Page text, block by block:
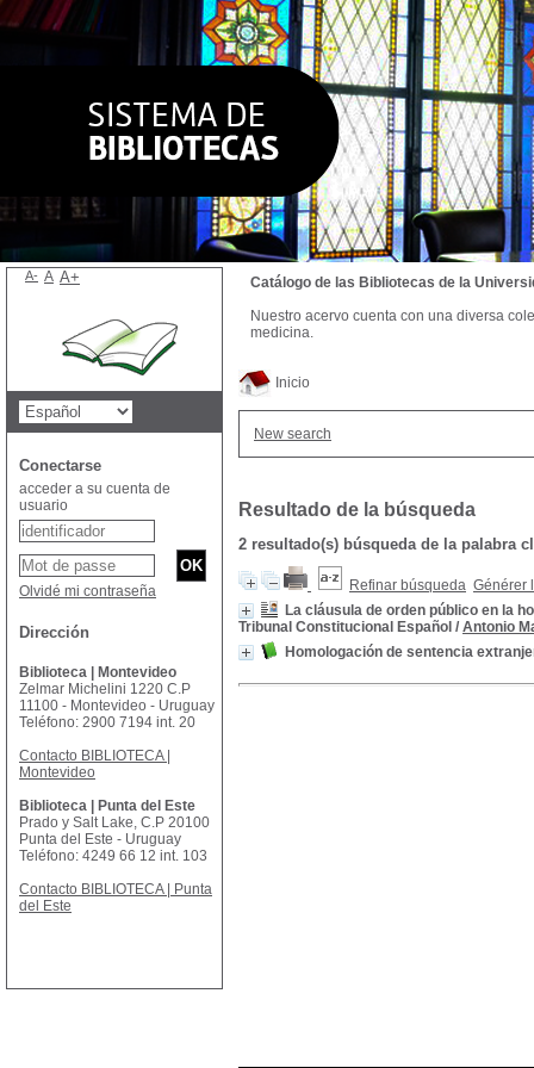
Inicio
New search
Resultado de la búsqueda
2 resultado(s) búsqueda de la palabra
Refinar búsqueda Générer
La cláusula de orden público en la
Tribunal Constitucional Español / Antonio
Homologación de sentencia
Catálogo de las Bibliotecas de la
Nuestro acervo cuenta con una diversa
medicina.
A- A A+
Conectarse
acceder a su cuenta de
usuario
Olvidé mi contraseña
Dirección
Biblioteca | Montevideo
Zelmar Michelini 1220 C.P
11100 - Montevideo - Uruguay
Teléfono: 2900 7194 int. 20
Contacto BIBLIOTECA |
Montevideo
Biblioteca | Punta del Este
Prado y Salt Lake, C.P 20100
Punta del Este - Uruguay
Teléfono: 4249 66 12 int. 103
Contacto BIBLIOTECA | Punta
del Este